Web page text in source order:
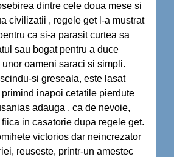
dintre cele doua mese si
civilizatii , regele get l-a mustrat
ca si-a parasit curtea sa
sau bogat pentru a duce
oameni saraci si simpli.
si greseala, este lasat
primind inapoi cetatile pierdute
adauga , ca de nevoie,
in casatorie dupa regele get.
victorios dar neincrezator
reuseste, printr-un amestec